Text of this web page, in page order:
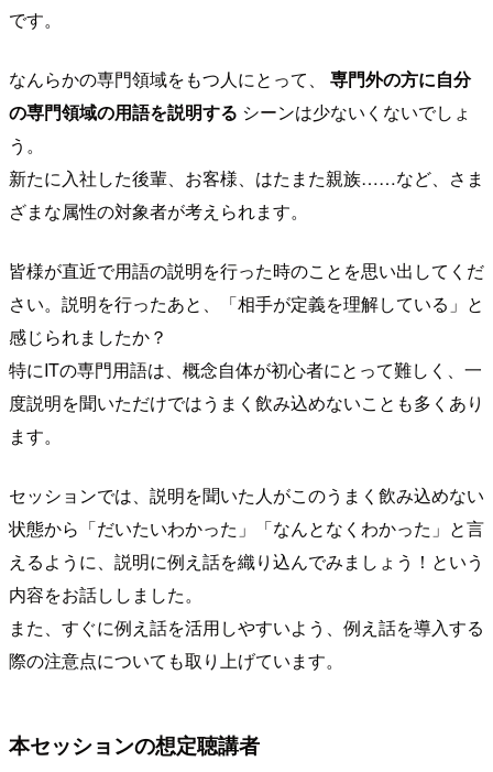
です。
なんらかの専門領域をもつ人にとって、 専門外の方に自分
の専門領域の用語を説明する シーンは少ないくないでしょ
う。
新たに入社した後輩、お客様、はたまた親族……など、さま
ざまな属性の対象者が考えられます。
皆様が直近で用語の説明を行った時のことを思い出してくだ
さい。説明を行ったあと、「相手が定義を理解している」と
感じられましたか？
特にITの専門用語は、概念自体が初心者にとって難しく、一
度説明を聞いただけではうまく飲み込めないことも多くあり
ます。
セッションでは、説明を聞いた人がこのうまく飲み込めない
状態から「だいたいわかった」「なんとなくわかった」と言
えるように、説明に例え話を織り込んでみましょう！という
内容をお話ししました。
また、すぐに例え話を活用しやすいよう、例え話を導入する
際の注意点についても取り上げています。
本セッションの想定聴講者